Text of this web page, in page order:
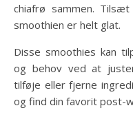
chiafrø sammen.
smoothien er helt glat.
Disse smoothies kan
og behov ved at
tilføje eller fjerne
og find din favorit post-